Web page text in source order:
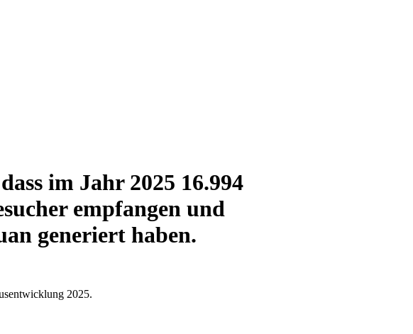
im Jahr 2025 16.994
empfangen und
generiert haben.
2025.